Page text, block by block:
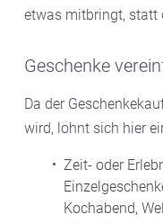
etwas mitbringt, statt
Geschenke
Da der
wird, lohnt sich hier
Zeit- oder
Kochabend,